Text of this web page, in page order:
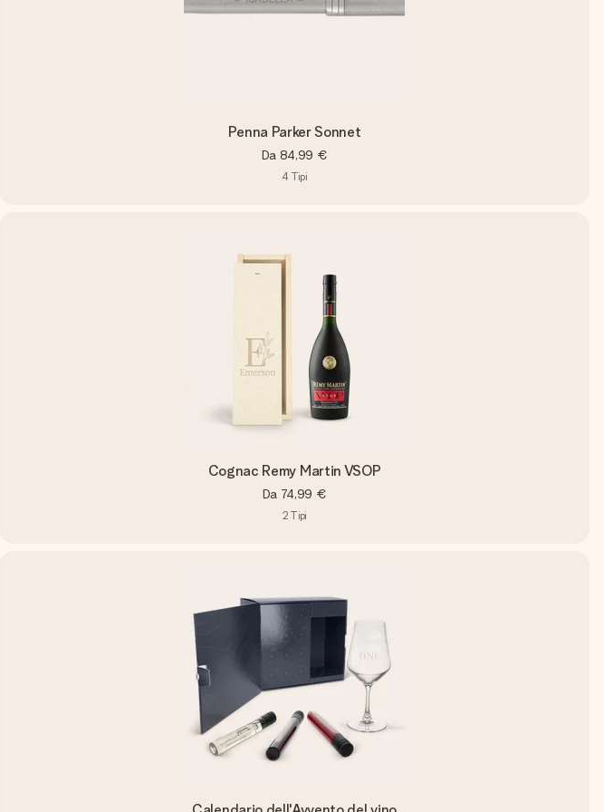
Penna Parker Sonnet
Da 84,99 €
4 Tipi
Cognac Remy Martin VSOP
Da 74,99 €
2 Tipi